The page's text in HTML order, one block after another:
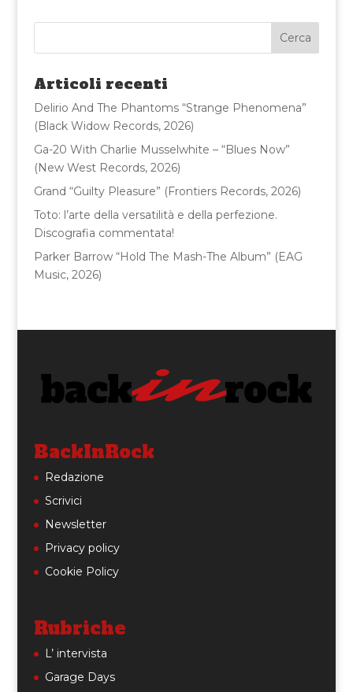
e
b
o
o
k
te
r
l
di
vi
di
Articoli recenti
Delirio And The Phantoms “Strange Phenomena”
(Black Widow Records, 2026)
Ga-20 With Charlie Musselwhite – “Blues Now”
(New West Records, 2026)
Grand “Guilty Pleasure” (Frontiers Records, 2026)
Toto: l’arte della versatilità e della perfezione.
Discografia commentata!
Parker Barrow “Hold The Mash-The Album” (EAG
Music, 2026)
BackInRock
Redazione
Scrivici
Newsletter
Privacy policy
Cookie Policy
Rubriche
L’ intervista
Garage Days